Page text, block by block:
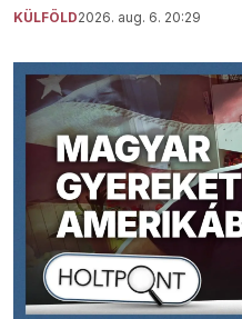
KÜLFÖLD2026. aug. 6. 20:29